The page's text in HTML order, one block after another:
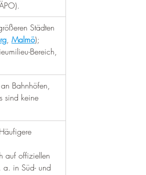
Städten
, Malmö);
Bereich,
Bahnhöfen,
sind keine
Häufigere
auf offiziellen
a. in Süd- und